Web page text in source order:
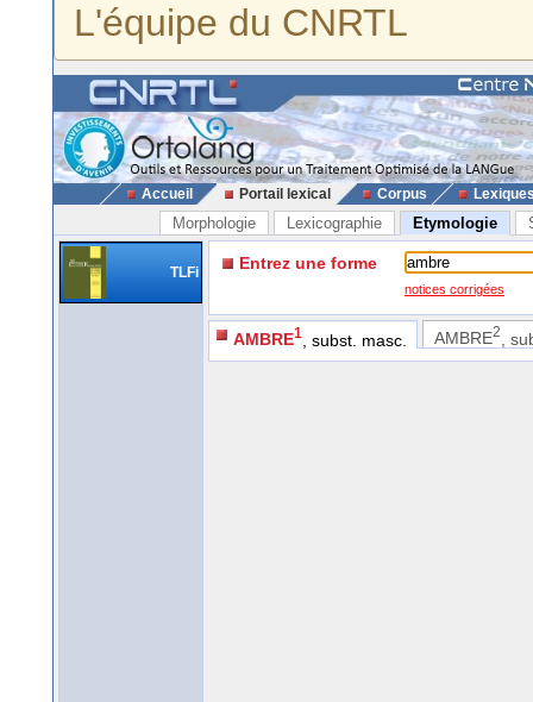
L'équipe du CNRTL
Accueil Portail lexical Corpus
Morphologie Lexicographie Etymologie
TLFi Entrez une forme
notices corrigées
AMBRE1 , subst. masc. AMBRE2 ,